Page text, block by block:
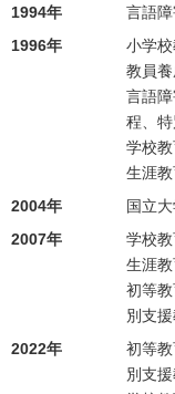
1994年
言語
1996年
小学
教員養
言語
程、
学校
生涯
2004年
国立
2007年
学校
生涯
初等
別支
2022年
初等
別支